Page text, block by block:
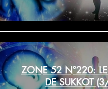
ZONE 52 N°220: LE
DE SUKKOT